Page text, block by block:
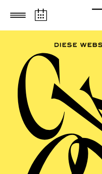
Zum Hauptinhalt springen